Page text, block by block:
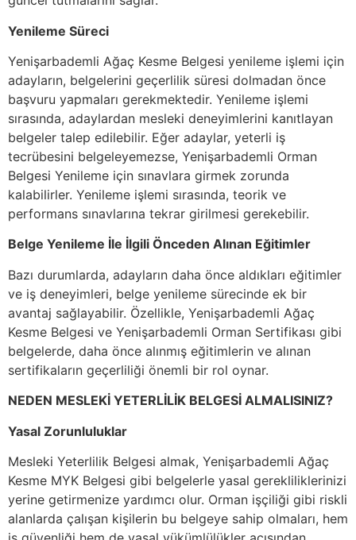
Yenileme Süreci
Yenişarbademli Ağaç Kesme Belgesi yenileme işlemi için
adayların, belgelerini geçerlilik süresi dolmadan önce
başvuru yapmaları gerekmektedir. Yenileme işlemi
sırasında, adaylardan mesleki deneyimlerini kanıtlayan
belgeler talep edilebilir. Eğer adaylar, yeterli iş
tecrübesini belgeleyemezse, Yenişarbademli Orman
Belgesi Yenileme için sınavlara girmek zorunda
kalabilirler. Yenileme işlemi sırasında, teorik ve
performans sınavlarına tekrar girilmesi gerekebilir.
Belge Yenileme İle İlgili Önceden Alınan Eğitimler
Bazı durumlarda, adayların daha önce aldıkları eğitimler
ve iş deneyimleri, belge yenileme sürecinde ek bir
avantaj sağlayabilir. Özellikle, Yenişarbademli Ağaç
Kesme Belgesi ve Yenişarbademli Orman Sertifikası gibi
belgelerde, daha önce alınmış eğitimlerin ve alınan
sertifikaların geçerliliği önemli bir rol oynar.
NEDEN MESLEKİ YETERLİLİK BELGESİ ALMALISINIZ?
Yasal Zorunluluklar
Mesleki Yeterlilik Belgesi almak, Yenişarbademli Ağaç
Kesme MYK Belgesi gibi belgelerle yasal gerekliliklerinizi
yerine getirmenize yardımcı olur. Orman işçiliği gibi riskli
alanlarda çalışan kişilerin bu belgeye sahip olmaları, hem